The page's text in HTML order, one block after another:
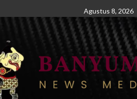
to
Agustus 8, 2026